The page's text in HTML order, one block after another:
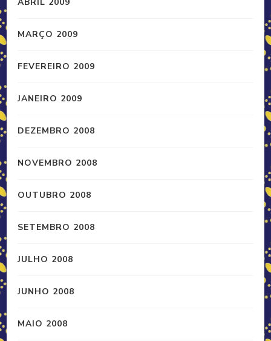
MARÇO 2009
FEVEREIRO 2009
JANEIRO 2009
DEZEMBRO 2008
NOVEMBRO 2008
OUTUBRO 2008
SETEMBRO 2008
JULHO 2008
JUNHO 2008
MAIO 2008